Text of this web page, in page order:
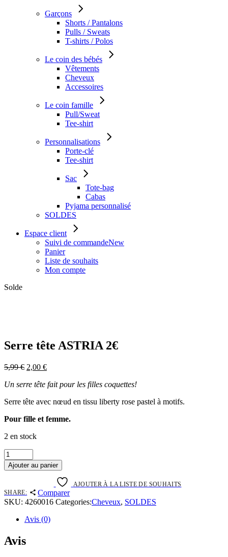
Garçons
Shorts / Pantalons
Pulls / Sweats
T-shirts / Polos
Le coin des bébés
Vêtements
Cheveux
Accessoires
Le coin famille
Pull/Sweat
Tee-shirt
Personnalisations
Porte-clé
Tee-shirt
Sac
Tote-bag
Cabas
Pyjama personnalisé
SOLDES
Espace client
Suivi de commandeNew
Panier
Liste de souhaits
Mon compte
Solde
Serre tête ASTRIA 2€
5,99€ Le
initial
5,99 €.
2,00 €Le
actuel
2,00 €.
Un serre tête fait pour les filles coquettes!
Serre tête avec nœud en tissu liberty rose pastel à motifs.
Pour fille et femme.
2 en stock
Serre
tête
ASTRIA
quantity
Ajouter au panier
AJOUTER À LA LISTE DE SOUHAITS
SHARE:
Comparer
SKU: 4260016 Categories:Cheveux, SOLDES
Avis (0)
Avis